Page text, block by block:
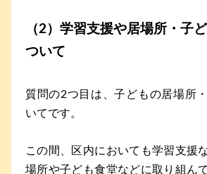
（2）学習支援や居場所・子
ついて
質問の2つ目は、子どもの居場所
いてです。
この間、区内においても学習支援
場所や子ども食堂などに取り組ん